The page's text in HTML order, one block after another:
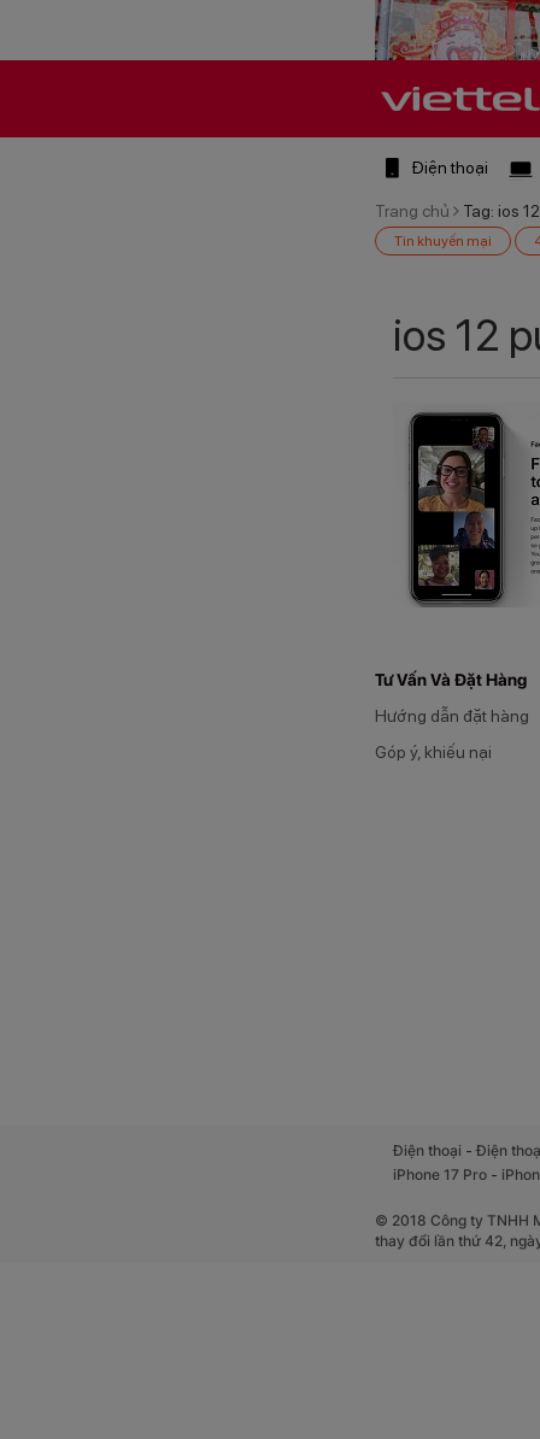
Điện thoại
Trang chủ Tag: ios
Tin khuyến mại
ios 12
Tư Vấn Và Đặt Hàng
Hướng dẫn đặt hàng
Góp ý, khiếu nại
Điện thoại -Điện
iPhone 17 Pro -
© 2018 Công ty TNHH
thay đổi lần thứ 42,